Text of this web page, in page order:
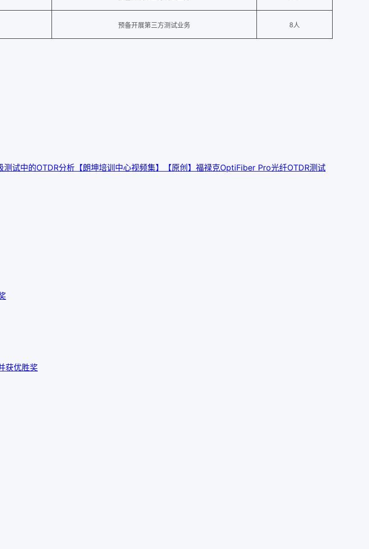
预备开展第三方测试业务 8人
测试中的OTDR分析 【朗坤培训中心视频集】【原创】福禄克OptiFiber Pro光纤OTDR测试
获优胜奖